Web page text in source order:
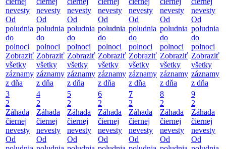
nevesty
Od
poludnia
do
polnoci
Zobraziť
všetky
záznamy
z dňa
nevesty
Od
poludnia
do
polnoci
Zobraziť
všetky
záznamy
z dňa
nevesty
Od
poludnia
do
polnoci
Zobraziť
všetky
záznamy
z dňa
nevesty
Od
poludnia
do
polnoci
Zobraziť
všetky
záznamy
z dňa
nevesty
Od
poludnia
do
polnoci
Zobraziť
všetky
záznamy
z dňa
nevesty
Od
poludnia
do
polnoci
Zobraziť
všetky
záznamy
z dňa
nevesty
Od
poludnia
do
polnoci
Zobraziť
všetky
záznamy
z dňa
3
2
Záhada
čiernej
nevesty
Od
4
2
Záhada
čiernej
nevesty
Od
5
2
Záhada
čiernej
nevesty
Od
6
2
Záhada
čiernej
nevesty
Od
7
2
Záhada
čiernej
nevesty
Od
8
2
Záhada
čiernej
nevesty
Od
9
2
Záhada
čiernej
nevesty
Od